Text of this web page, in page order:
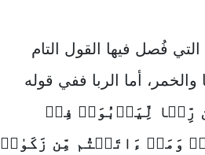
فُصل فيها القول التام
أما الربا ففي قوله
رِّبࣰا لِّیَرۡبُوَا۟ فِیۤ
وَمَاۤ ءَاتَیۡتُم مِّن زَكَوٰةࣲ